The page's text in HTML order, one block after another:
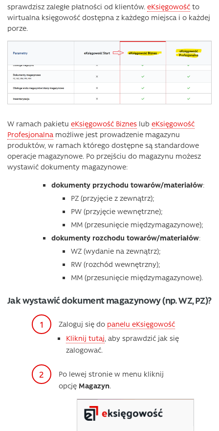
sprawdzisz zaległe płatności od klientów. eKsięgowość to
wirtualna księgowość dostępna z każdego miejsca i o każdej
porze.
W ramach pakietu eKsięgowość Biznes lub eKsięgowość
Profesjonalna możliwe jest prowadzenie magazynu
produktów, w ramach którego dostępne są standardowe
operacje magazynowe. Po przejściu do magazynu możesz
wystawić dokumenty magazynowe:
dokumenty przychodu towarów/materiałów:
PZ (przyjęcie z zewnątrz);
PW (przyjęcie wewnętrzne);
MM (przesunięcie międzymagazynowe);
dokumenty rozchodu towarów/materiałów:
WZ (wydanie na zewnątrz);
RW (rozchód wewnętrzny);
MM (przesunięcie międzymagazynowe).
Jak wystawić dokument magazynowy (np. WZ, PZ)?
Zaloguj się do panelu eKsięgowość
Kliknij tutaj , aby sprawdzić jak się
zalogować.
Po lewej stronie w menu kliknij
opcję Magazyn.